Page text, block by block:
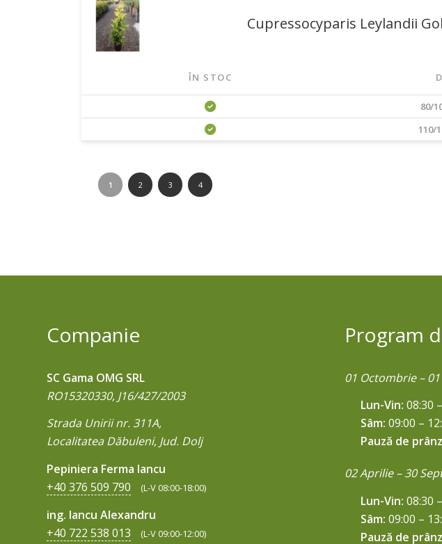
Cupressocyparis Leylandii
ÎN STOC
80/
110/
1 2 3 4
Companie
SC Gama OMG SRL
RO15320330, J16/427/2003
Strada Unirii nr. 311A,
Localitatea Dăbuleni, Jud. Dolj
Pepiniera Ferma Iancu
+40 376 509 790
(L-V 08:00-18:00)
ing. Iancu Alexandru
+40 722 538 013
(L-V 09:00-12:00)
Program
01 Octombrie –
Lun-Vin: 08:30
Sâm: 09:00 –
Pauză de
02 Aprilie – 30
Lun-Vin: 08:30
Sâm: 09:00 –
Pauză de